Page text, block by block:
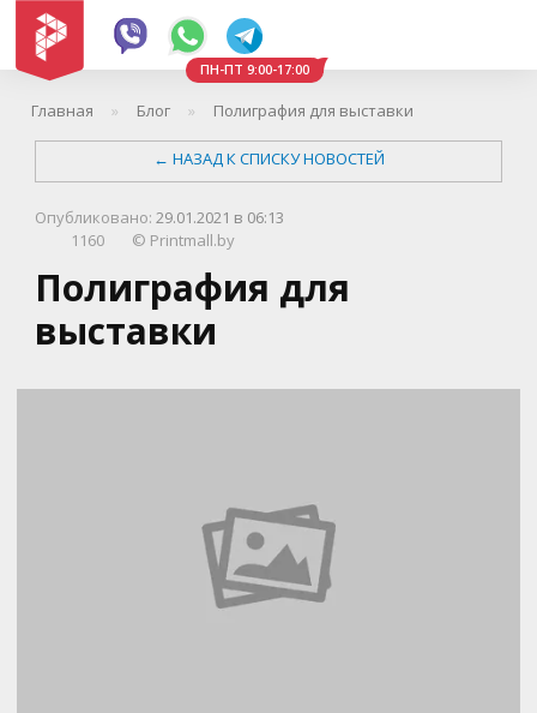
ПН-ПТ 9:00-17:00
Главная Блог Полиграфия для выставки
← НАЗАД К СПИСКУ НОВОСТЕЙ
Опубликовано:29.01.2021 в 06:13
1160
© Printmall.by
Полиграфия для
выставки